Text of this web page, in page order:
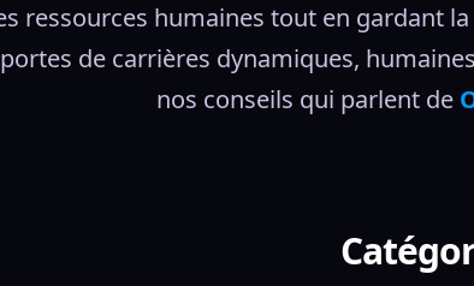
ressources humaines tout en gardant
de carrières dynamiques,
nos conseils qui parlent de